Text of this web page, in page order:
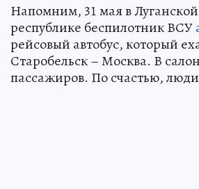
Напомним, 31 мая в
республике беспилотник ВСУ
рейсовый автобус, который
Старобельск – Москва. В
пассажиров. По счастью,